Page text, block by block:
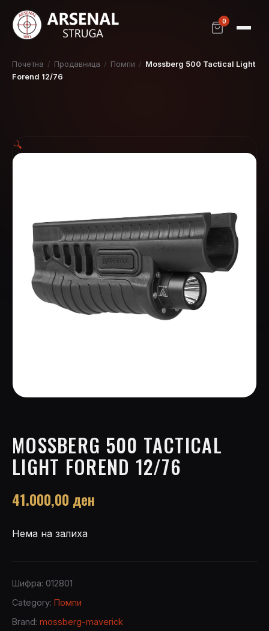
0
Почетна / Продавница / Помпи / Mossberg 500 Tactical Light
Forend 12/76
🔍
MOSSBERG 500 TACTICAL
LIGHT FOREND 12/76
41.000,00 ден
Нема на залиха
Шифра: 012801
Category: Помпи
Brand: mossberg-maverick